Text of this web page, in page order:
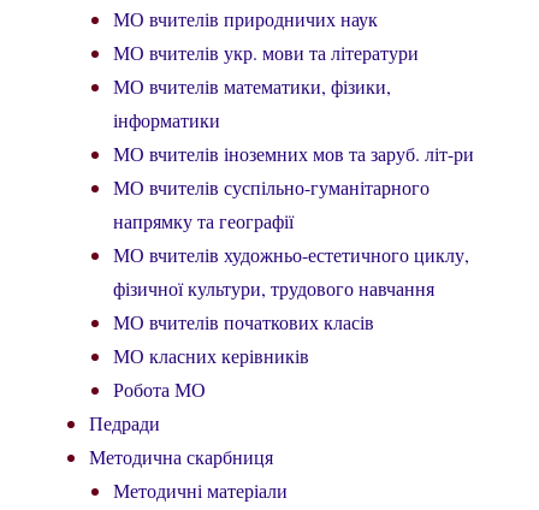
МО вчителів природничих наук
МО вчителів укр. мови та літератури
МО вчителів математики, фізики,
інформатики
МО вчителів іноземних мов та заруб. літ-ри
МО вчителів суспільно-гуманітарного
напрямку та географії
МО вчителів художньо-естетичного циклу,
фізичної культури, трудового навчання
МО вчителів початкових класів
МО класних керівників
Робота МО
Педради
Методична скарбниця
Методичні матеріали